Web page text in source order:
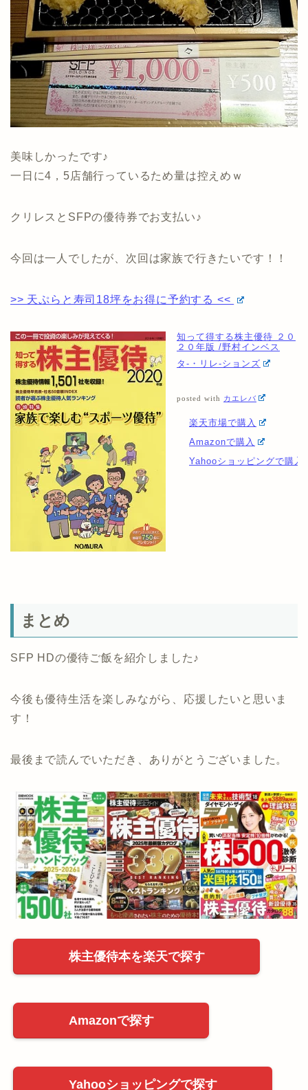
美味しかったです♪
一日に4，5店舗行っているため量は控えめｗ
クリレスとSFPの優待券でお支払い♪
今回は一人でしたが、次回は家族で行きたいです！！
>> 天ぷらと寿司18坪をお得に予約する <<
知って得する株主優待 ２０
２０年版 /野村インベス
タ-・リレ-ションズ
posted with カエレバ
楽天市場で購入
Amazonで購入
Yahooショッピングで購入
まとめ
SFP HDの優待ご飯を紹介しました♪
今後も優待生活を楽しみながら、応援したいと思いま
す！
最後まで読んでいただき、ありがとうございました。
株主優待本を楽天で探す
Amazonで探す
Yahooショッピングで探す